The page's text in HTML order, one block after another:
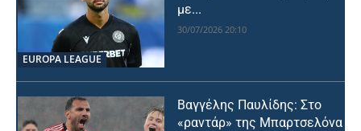
EUROPA LEAGUE
με...
30/07/2026 20:10
Βαγγέλης Παυλίδης: Στο
«ραντάρ» της Μπαρτσελόνα